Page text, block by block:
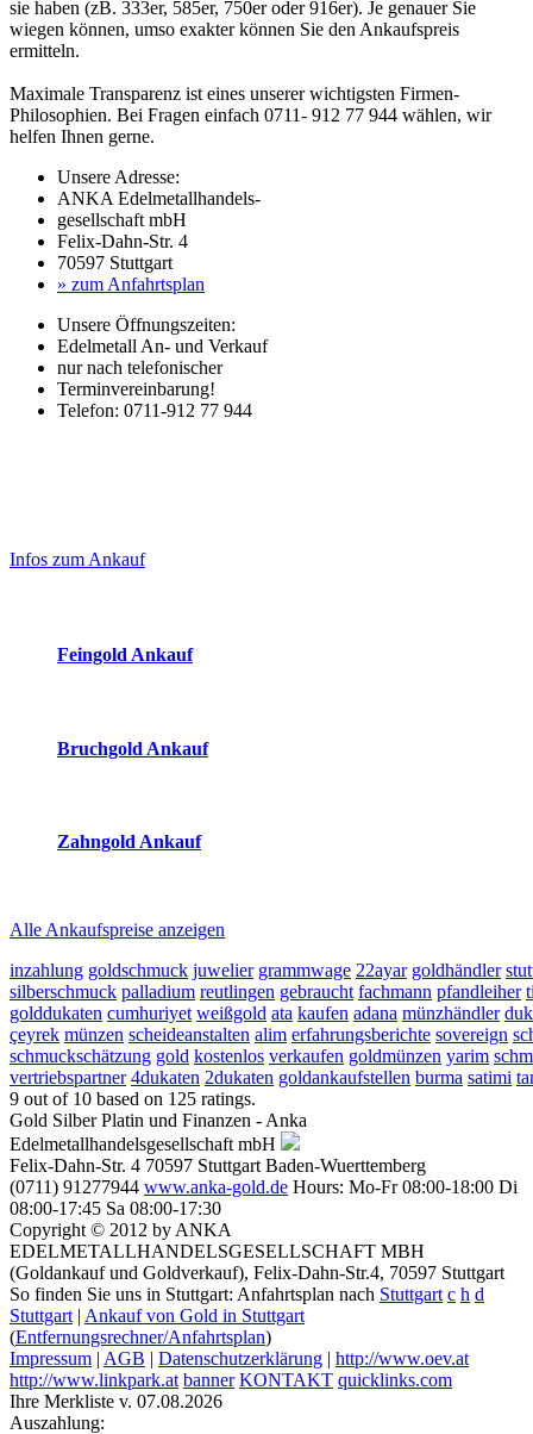
sie haben (zB. 333er, 585er, 750er oder 916er). Je genauer Sie
wiegen können, umso exakter können Sie den Ankaufspreis
ermitteln.
Maximale Transparenz ist eines unserer wichtigsten Firmen-
Philosophien. Bei Fragen einfach 0711- 912 77 944 wählen, wir
helfen Ihnen gerne.
Unsere Adresse:
ANKA Edelmetallhandels-
gesellschaft mbH
Felix-Dahn-Str. 4
70597 Stuttgart
» zum Anfahrtsplan
Unsere Öffnungszeiten:
Edelmetall An- und Verkauf
nur nach telefonischer
Terminvereinbarung!
Telefon: 0711-912 77 944
Sidebar
Infos zum Ankauf
Feingold Ankauf
Bruchgold Ankauf
Zahngold Ankauf
Alle Ankaufspreise anzeigen
inzahlung goldschmuck juwelier grammwage 22ayar goldhändler
silberschmuck palladium reutlingen gebraucht fachmann pfandleiher
golddukaten cumhuriyet weißgold ata kaufen adana münzhändler
çeyrek münzen scheideanstalten alim erfahrungsberichte sovereign
schmuckschätzung gold kostenlos verkaufen goldmünzen yarim
vertriebspartner 4dukaten 2dukaten goldankaufstellen burma satimi
9 out of 10 based on 125 ratings.
Gold Silber Platin und Finanzen - Anka
Edelmetallhandelsgesellschaft mbH
Felix-Dahn-Str. 4 70597 Stuttgart Baden-Wuerttemberg
(0711) 91277944 www.anka-gold.de Hours: Mo-Fr 08:00-18:00 Di
08:00-17:45 Sa 08:00-17:30
Copyright © 2012 by ANKA
EDELMETALLHANDELSGESELLSCHAFT MBH
(Goldankauf und Goldverkauf), Felix-Dahn-Str.4, 70597 Stuttgart
So finden Sie uns in Stuttgart: Anfahrtsplan nach Stuttgart c h d
Stuttgart | Ankauf von Gold in Stuttgart
(Entfernungsrechner/Anfahrtsplan)
Impressum | AGB | Datenschutzerklärung | http://www.oev.at
http://www.linkpark.at banner KONTAKT quicklinks.com
Ihre Merkliste v. 07.08.2026
Auszahlung: